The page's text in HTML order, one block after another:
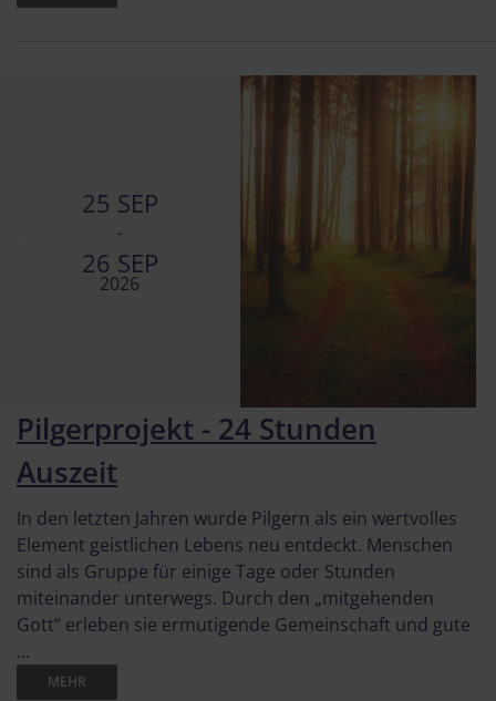
25 SEP
-
26 SEP
2026
Pilgerprojekt - 24 Stunden
Auszeit
In den letzten Jahren wurde Pilgern als ein wertvolles
Element geistlichen Lebens neu entdeckt. Menschen
sind als Gruppe für einige Tage oder Stunden
miteinander unterwegs. Durch den „mitgehenden
Gott“ erleben sie ermutigende Gemeinschaft und gute
...
MEHR